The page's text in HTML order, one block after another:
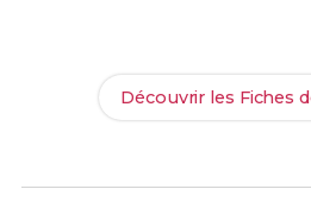
Découvrir les Fiches